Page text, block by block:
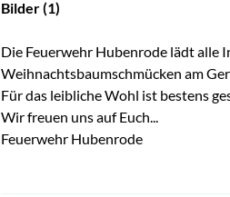
Bilder (1)
Die Feuerwehr Hubenrode lädt alle
Weihnachtsbaumschmücken am
Für das leibliche Wohl ist bestens
Wir freuen uns auf Euch...
Feuerwehr Hubenrode